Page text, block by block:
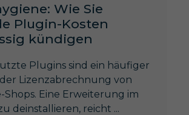
Wie Sie
Plugin-Kosten
kündigen
Plugins sind ein häufiger
Lizenzabrechnung von
Shops. Eine Erweiterung im
deinstallieren, reicht ...